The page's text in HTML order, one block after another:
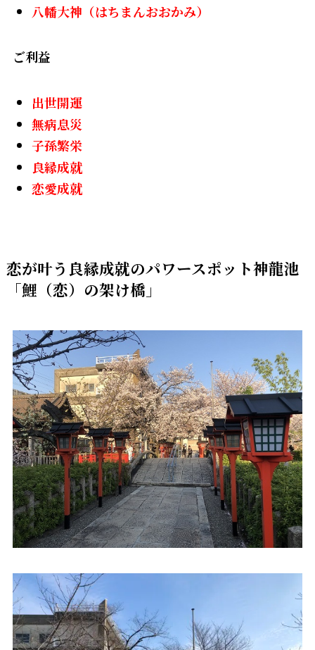
八幡大神（はちまんおおかみ）
ご利益
出世開運
無病息災
子孫繁栄
良縁成就
恋愛成就
恋が叶う良縁成就のパワースポット神龍池
「鯉（恋）の架け橋」